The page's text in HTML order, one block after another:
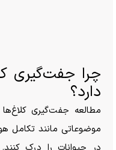
چرا جفت‌گیری
دارد؟
مطالعه جفت‌گیری
موضوعاتی مانند تکامل